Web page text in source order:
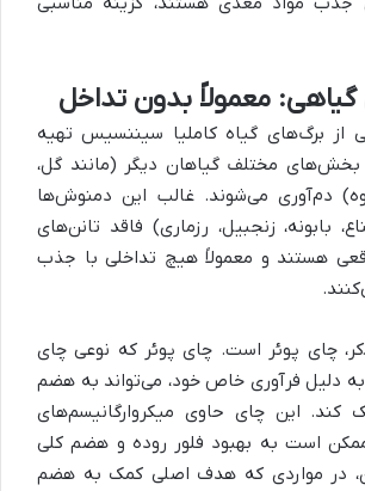
معمولاً بدون تداخل
از برگ‌های گیاه کاملیا سیننسیس تهیه
بخش‌های مختلف گیاهان دیگر (مانند گل،
دم‌آوری می‌شوند. غالب این دمنوش‌ها
بابونه، زنجبیل، رزماری) فاقد تانن‌های
هستند و معمولاً هیچ تداخلی با جذب
چای پوئر است. چای پوئر که نوعی چای
دلیل فرآوری خاص خود، می‌تواند به هضم
این چای حاوی میکروارگانیسم‌های
است به بهبود فلور روده و هضم کلی
در مواردی که هدف اصلی کمک به هضم